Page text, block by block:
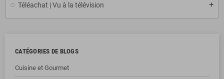
Téléachat | Vu à la télévision
CATÉGORIES DE BLOGS
Cuisine et Gourmet